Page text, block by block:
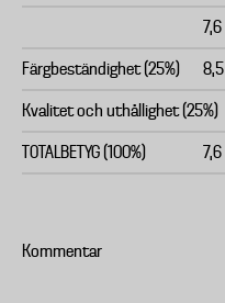
7,6
Färgbeständighet (25%) 8,5
Kvalitet och uthållighet (25%)
TOTALBETYG (100%) 7,6
Kommentar